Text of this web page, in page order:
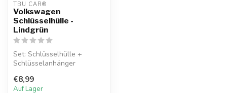
TBU CAR®
Volkswagen
Schlüsselhülle -
Lindgrün
Set: Schlüsselhülle +
Schlüsselanhänger
€8,99
Auf Lager